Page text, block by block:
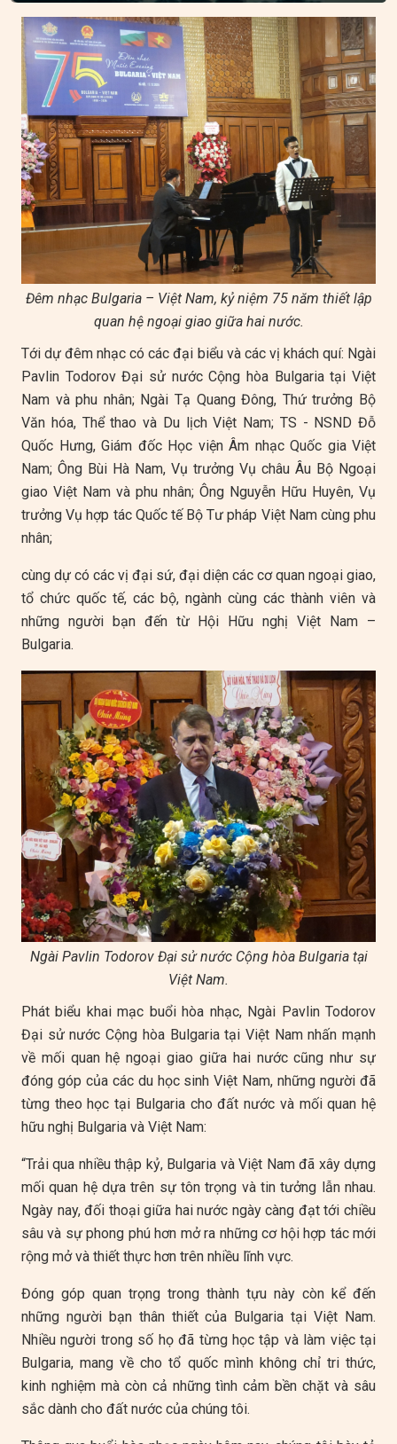
“Sẽ về Thủ đô” - TG nhạc sĩ Huy Du - BD Nguyễn
Thăng Long.
“String Quartet N.2 - Lyubomir Pipkov - BD Vũ Khánh
Linh (violin), Tạ Khánh Linh (violin), Khúc Văn Khoa
(viola), Bùi Hà Miên (cello).
Đêm nhạc Bulgaria – Việt Nam, kỷ niệm 75 năm thiết lập
quan hệ ngoại giao giữa hai nước.
Tới dự đêm nhạc có các đại biểu và các vị khách quí: Ngài
Pavlin Todorov Đại sử nước Cộng hòa Bulgaria tại Việt
Nam và phu nhân; Ngài Tạ Quang Đông, Thứ trưởng Bộ
Văn hóa, Thể thao và Du lịch Việt Nam; TS - NSND Đỗ
Quốc Hưng, Giám đốc Học viện Âm nhạc Quốc gia Việt
Nam; Ông Bùi Hà Nam, Vụ trưởng Vụ châu Âu Bộ Ngoại
giao Việt Nam và phu nhân; Ông Nguyễn Hữu Huyên, Vụ
trưởng Vụ hợp tác Quốc tế Bộ Tư pháp Việt Nam cùng phu
nhân;
cùng dự có các vị đại sứ, đại diện các cơ quan ngoại giao,
tổ chức quốc tế, các bộ, ngành cùng các thành viên và
những người bạn đến từ Hội Hữu nghị Việt Nam –
Bulgaria.
Ngài Pavlin Todorov Đại sử nước Cộng hòa Bulgaria tại
Việt Nam.
Phát biểu khai mạc buổi hòa nhạc, Ngài Pavlin Todorov
Đại sử nước Cộng hòa Bulgaria tại Việt Nam nhấn mạnh
về mối quan hệ ngoại giao giữa hai nước cũng như sự
đóng góp của các du học sinh Việt Nam, những người đã
từng theo học tại Bulgaria cho đất nước và mối quan hệ
hữu nghị Bulgaria và Việt Nam:
“Trải qua nhiều thập kỷ, Bulgaria và Việt Nam đã xây dựng
mối quan hệ dựa trên sự tôn trọng và tin tưởng lẫn nhau.
Ngày nay, đối thoại giữa hai nước ngày càng đạt tới chiều
sâu và sự phong phú hơn mở ra những cơ hội hợp tác mới
rộng mở và thiết thực hơn trên nhiều lĩnh vực.
Đóng góp quan trọng trong thành tựu này còn kể đến
những người bạn thân thiết của Bulgaria tại Việt Nam.
Nhiều người trong số họ đã từng học tập và làm việc tại
Bulgaria, mang về cho tổ quốc mình không chỉ tri thức,
kinh nghiệm mà còn cả những tình cảm bền chặt và sâu
sắc dành cho đất nước của chúng tôi.